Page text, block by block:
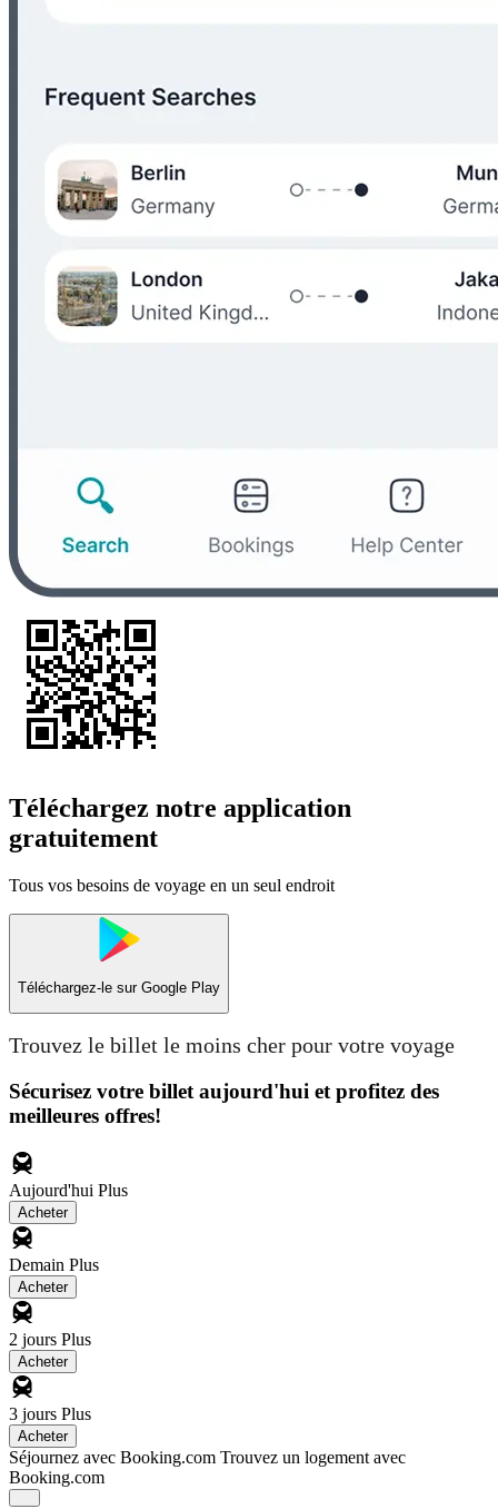
Téléchargez notre application
gratuitement
Tous vos besoins de voyage en un seul endroit
Téléchargez-le sur Google Play
Trouvez le billet le moins cher pour votre voyage
Sécurisez votre billet aujourd'hui et profitez des
meilleures offres!
Aujourd'hui Plus
Acheter
Demain Plus
Acheter
2 jours Plus
Acheter
3 jours Plus
Acheter
Séjournez avec Booking.com Trouvez un logement avec
Booking.com